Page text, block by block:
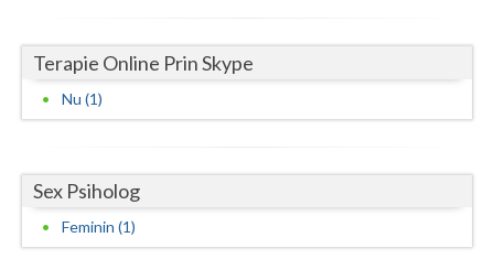
Maramures
Mehedinti
Neamt
Olt
Terapie Online Prin Skype
Nu (1)
Sex Psiholog
Feminin (1)